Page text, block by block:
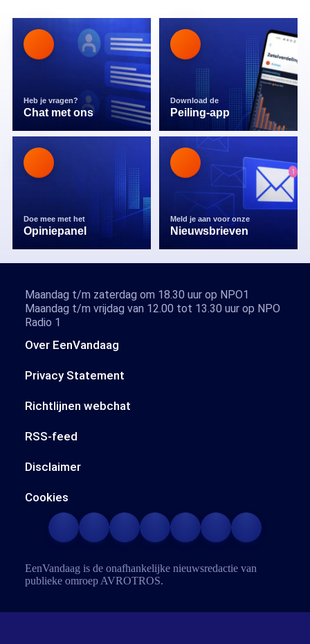
Heb je vragen?
Chat met ons
Download de
Peiling-app
Doe mee met het
Opiniepanel
Meld je aan voor onze
Nieuwsbrieven
Over EenVandaag
Privacy Statement
Richtlijnen webchat
RSS-feed
Disclaimer
Cookies
Maandag t/m zaterdag om 18.30 uur op NPO1
Maandag t/m vrijdag van 12.00 tot 13.30 uur op NPO
Radio 1
EenVandaag is de onafhankelijke nieuwsredactie van
publieke omroep AVROTROS.